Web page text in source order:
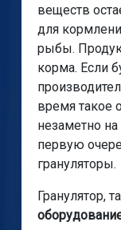
веществ
для
рыбы.
корма. Если
время такое
незаметно
первую
грануляторы.
Гранулятор,